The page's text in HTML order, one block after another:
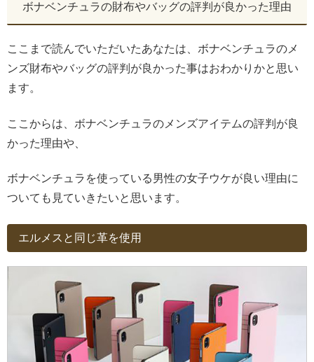
ボナベンチュラの財布やバッグの評判が良かった理由
ここまで読んでいただいたあなたは、ボナベンチュラのメ
ンズ財布やバッグの評判が良かった事はおわかりかと思い
ます。
ここからは、ボナベンチュラのメンズアイテムの評判が良
かった理由や、
ボナベンチュラを使っている男性の女子ウケが良い理由に
ついても見ていきたいと思います。
エルメスと同じ革を使用